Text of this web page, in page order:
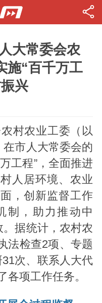
大常委会农
施“百千万工
兴
村农业工委（以
在市人大常委会的
工程”，全面推进
人居环境、农业
，创新监督工作
制，助力推动中
。据统计，农村农
法检查2项、专题
次、联系人大代
各项工作任务。